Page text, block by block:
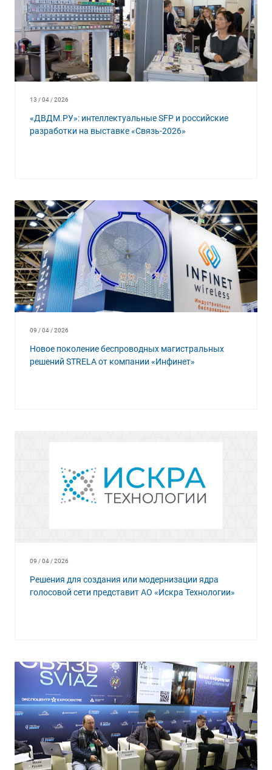
13 / 04 / 2026
«ДВДМ.РУ»: интеллектуальные SFP и российские
разработки на выставке «Связь-2026»
09 / 04 / 2026
Новое поколение беспроводных магистральных
решений STRELA от компании «Инфинет»
09 / 04 / 2026
Решения для создания или модернизации ядра
голосовой сети представит АО «Искра Технологии»